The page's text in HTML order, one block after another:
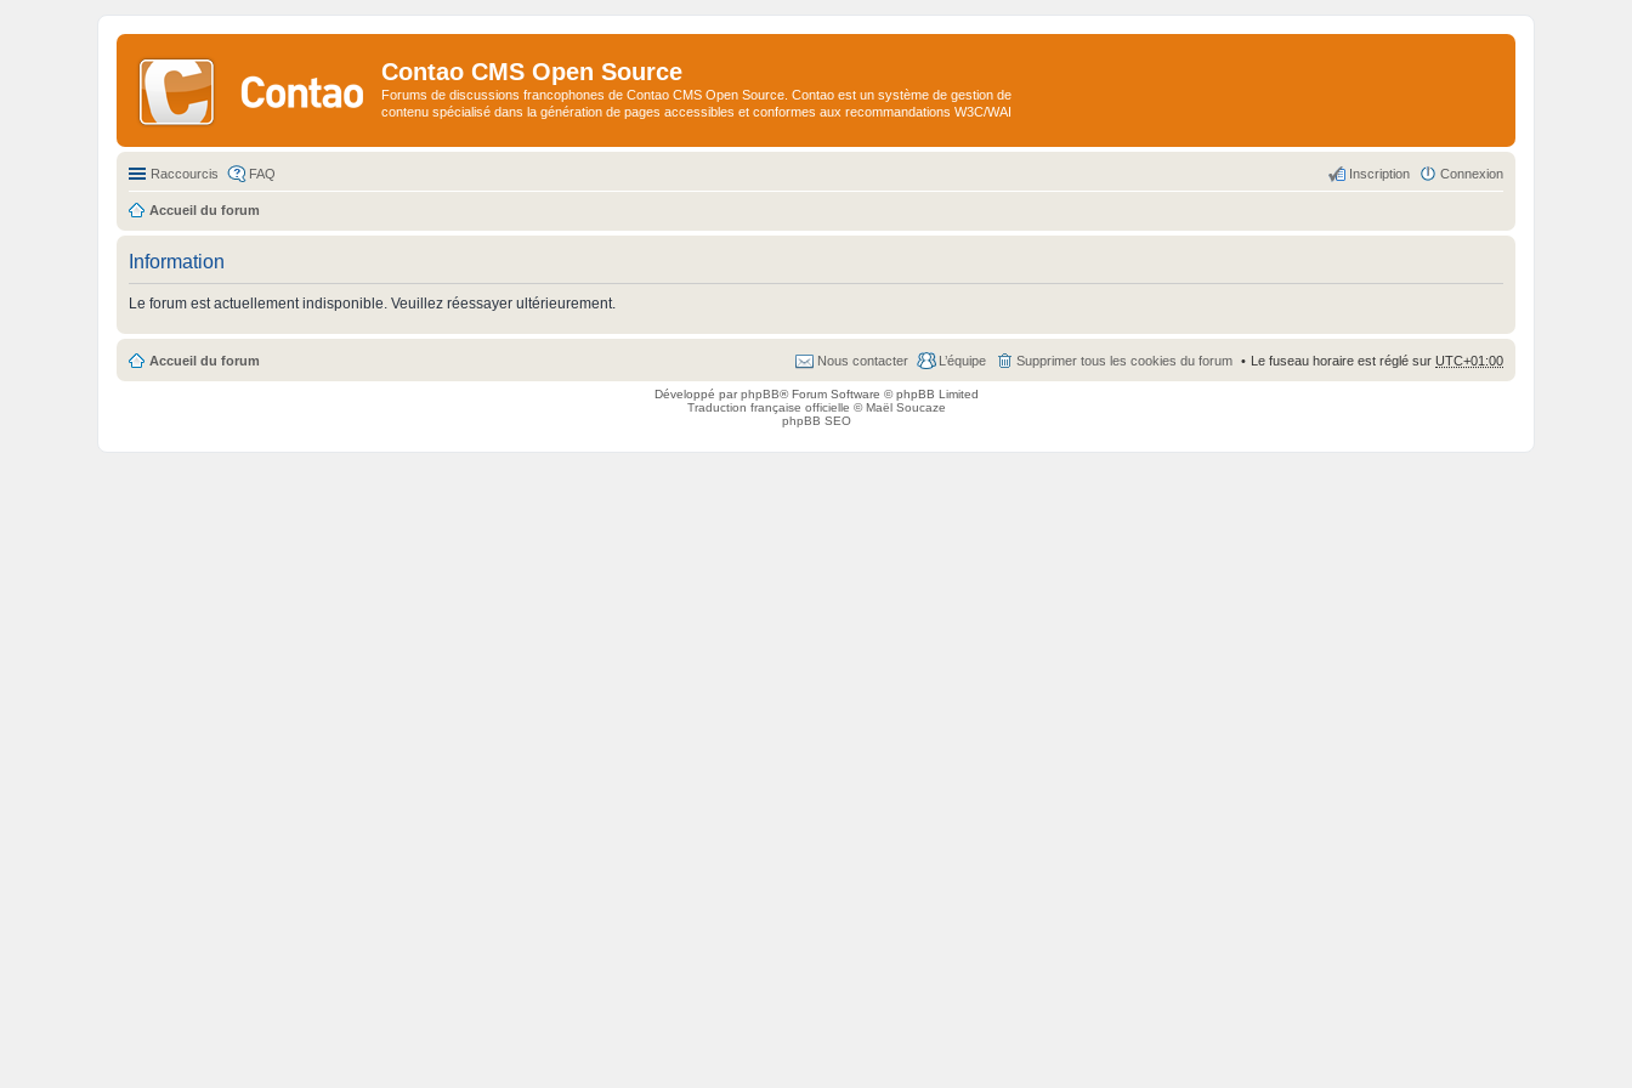
Contao CMS Open Source
Forums de discussions francophones de Contao CMS Open Source. Contao est un système de gestion de
contenu spécialisé dans la génération de pages accessibles et conformes aux recommandations W3C/WAI
Raccourcis FAQ Connexion
Inscription
Accueil du forum
Information
Le forum est actuellement indisponible. Veuillez réessayer ultérieurement.
Accueil du forum Le fuseau horaire est réglé sur UTC+01:00
Supprimer tous les cookies du forum
L’équipe
Nous contacter
Développé parphpBB® Forum Software © phpBB Limited
Traduction française officielle ©Maël Soucaze
phpBB SEO